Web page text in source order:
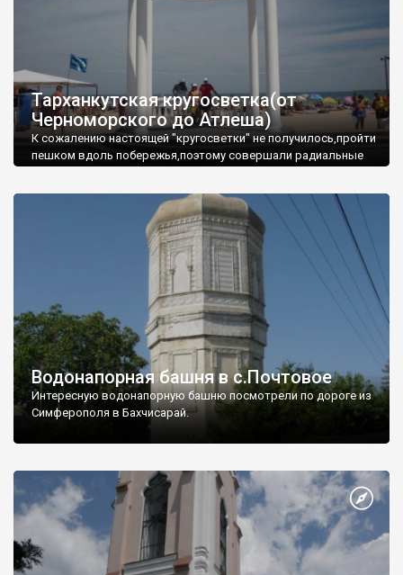
Тарханкутская кругосветка(от
Черноморского до Атлеша)
К сожалению настоящей "кругосветки" не получилось,пройти
пешком вдоль побережья,поэтому совершали радиальные
Водонапорная башня в с.Почтовое
Интересную водонапорную башню посмотрели по дороге из
Симферополя в Бахчисарай.